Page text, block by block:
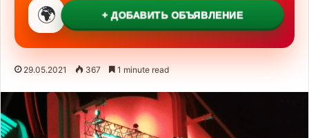
🌍 + ДОБАВИТЬ ОБЪЯВЛЕНИЕ
29.05.2021 367 1 minute read